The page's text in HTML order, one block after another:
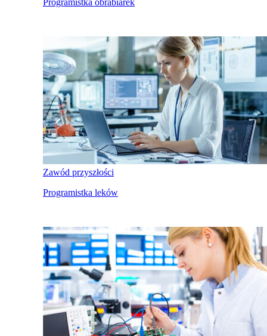
Programistka obrabiarek
Zawód przyszłości
Programistka leków